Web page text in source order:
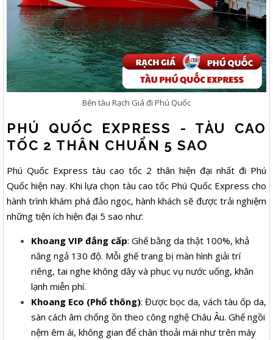
Bến tàu Rạch Giá đi Phú Quốc
PHÚ QUỐC EXPRESS - TÀU CAO
TỐC 2 THÂN CHUẨN 5 SAO
Phú Quốc Express tàu cao tốc 2 thân hiện đại nhất đi Phú
Quốc hiện nay. Khi lựa chọn tàu cao tốc Phú Quốc Express cho
hành trình khám phá đảo ngọc, hành khách sẽ được trải nghiệm
những tiện ích hiện đại 5 sao như:
Khoang VIP đẳng cấp: Ghế bằng da thật 100%, khả
năng ngả 130 độ. Mỗi ghế trang bị màn hình giải trí
riêng, tai nghe không dây và phục vụ nước uống, khăn
lạnh miễn phí.
Khoang Eco (Phổ thông): Được bọc da, vách tàu ốp da,
sàn cách âm chống ồn theo công nghệ Châu Âu. Ghế ngồi
nệm êm ái, không gian để chân thoải mái như trên máy